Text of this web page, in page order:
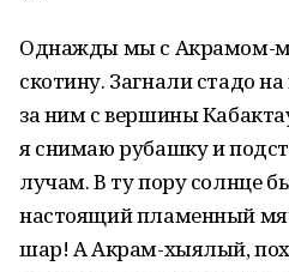
Однажды мы с Акрамом-
скотину. Загнали стадо
за ним с вершины
я снимаю рубашку и
лучам. В ту пору солнце
настоящий пламенный
шар! А Акрам-хыялый,